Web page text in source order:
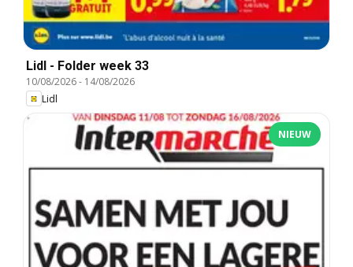
Lidl - Folder week 33
10/08/2026- 14/08/2026
Lidl
NIEUW